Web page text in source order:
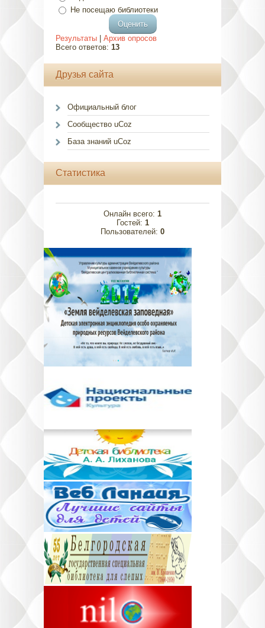
Не посещаю библиотеки
Результаты
Архив опросов
Всего ответов: 13
Друзья сайта
Официальный блог
Сообщество uCoz
База знаний uCoz
Статистика
Онлайн всего: 1
Гостей: 1
Пользователей: 0